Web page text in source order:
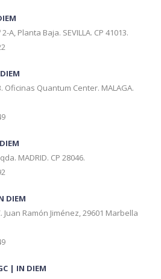
A, Planta Baja. SEVILLA. CP 41013.
Oficinas Quantum Center. MALAGA.
MADRID. CP 28046.
DIEM
Juan Ramón Jiménez, 29601 Marbella
| IN DIEM